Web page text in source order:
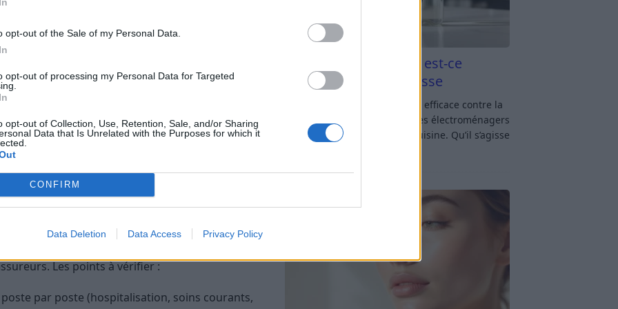
opt-out of the Sale of my Personal Data.
opt-out of processing my Personal Data for Targeted
opt-out of Collection, Use, Retention, Sale, and/or Sharing
Data that Is Unrelated with the Purposes for which it
CONFIRM
Data Deletion Data Access Privacy Policy
(médecin généraliste ou spécialiste,
soins dentaires ou auditifs
retraité, étudiant, demandeur
sur l’année écoulée. Listez les soins les plus
imprévus. Cela vous permettra de repérer
contrat en conséquence.
obtenir le meilleur prix ?
la concurrence. Utilisez des comparateurs en
Les points à vérifier :
par poste (hospitalisation, soins courants,
Vinaigre blanc et four est-ce
efficace contre la graisse
Vinaigre blanc et four : est-ce efficace contre la
graisse ? Le four fait partie des électroménagers
les plus sollicités dans une cuisine. Qu’il s’agisse